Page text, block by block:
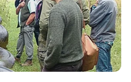
cible de Jean ? Dites-
on a hâte de lire
de ce Jean Delmas.